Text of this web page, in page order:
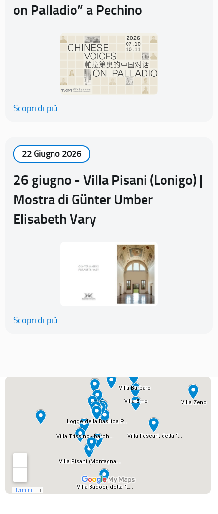
on Palladio” a Pechino
Scopri di più
22 Giugno 2026
26 giugno - Villa Pisani (Lonigo) |
Mostra di Günter Umber
Elisabeth Vary
Scopri di più